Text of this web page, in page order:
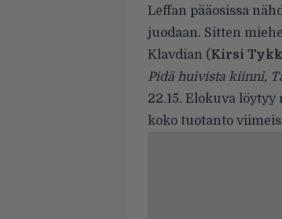
Leffan pääosissa
juodaan. Sitten
Klavdian (Kirsi
Pidä huivista kiinni,
22.15. Elokuva
koko tuotanto